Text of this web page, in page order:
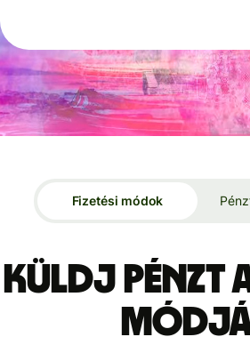
Fizetési módok
Küldj pénzt